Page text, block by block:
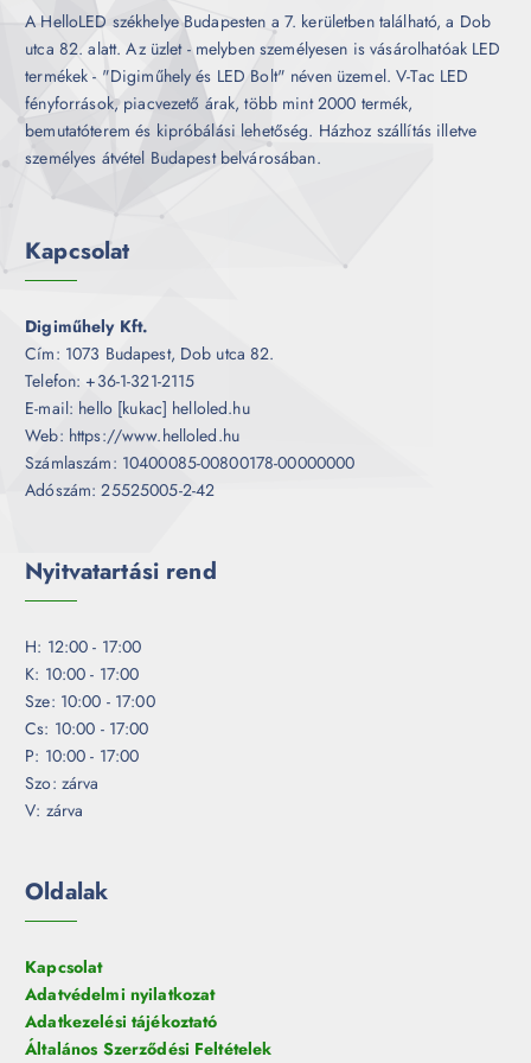
A HelloLED székhelye Budapesten a 7. kerületben található, a Dob
utca 82. alatt. Az üzlet - melyben személyesen is vásárolhatóak LED
termékek - "Digiműhely és LED Bolt" néven üzemel. V-Tac LED
fényforrások, piacvezető árak, több mint 2000 termék,
bemutatóterem és kipróbálási lehetőség. Házhoz szállítás illetve
személyes átvétel Budapest belvárosában.
Kapcsolat
Digiműhely Kft.
Cím: 1073 Budapest, Dob utca 82.
Telefon: +36-1-321-2115
E-mail: hello [kukac] helloled.hu
Web: https://www.helloled.hu
Számlaszám: 10400085-00800178-00000000
Adószám: 25525005-2-42
Nyitvatartási rend
H: 12:00 - 17:00
K: 10:00 - 17:00
Sze: 10:00 - 17:00
Cs: 10:00 - 17:00
P: 10:00 - 17:00
Szo: zárva
V: zárva
Oldalak
Kapcsolat
Adatvédelmi nyilatkozat
Adatkezelési tájékoztató
Általános Szerződési Feltételek